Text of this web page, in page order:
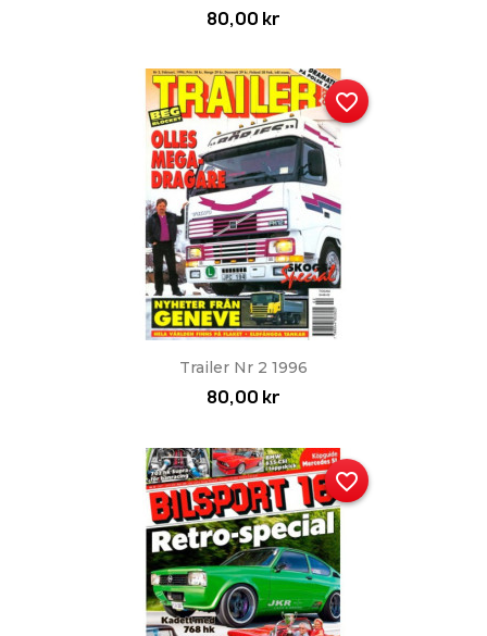
80,00 kr
Trailer Nr 2 1996
80,00 kr
favorite_border
favorite_border